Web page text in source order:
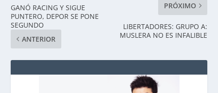
GANÓ RACING Y SIGUE
PUNTERO, DEPOR SE PONE
SEGUNDO
ANTERIOR
PRÓXIMO
LIBERTADORES: GRUPO A:
MUSLERA NO ES INFALIBLE